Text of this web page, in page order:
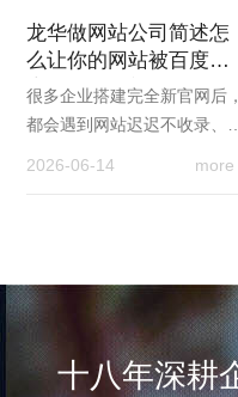
龙华做网站公司简述怎
么让你的网站被百度搜
索引擎发现并抓取
很多企业搭建完全新官网后，
都会遇到网站迟迟不收录、搜
2026-06-14 more
十八年深耕